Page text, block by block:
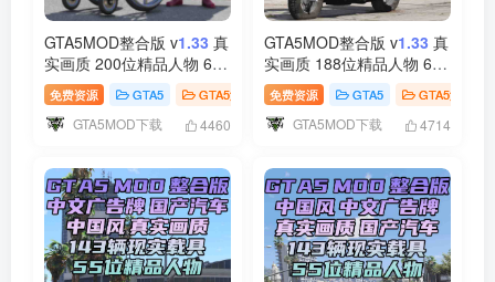
GTA5MOD整合版 v1.33 真
实画质 200位精品人物 678
辆现实载具 众多超级英雄
[龙珠-超人-骑龙-钢铁侠-绿
巨人-闪电侠] [赠送：修改
档]【85.6GB】
免费资源 GTA5 GTA5游戏
GTA5MOD下载 4460
GTA5MOD整合版 v1.33 真
实画质 188位精品人物 678
辆现实载具 [载具-人物-武
器-脚本-画质-环境-道路-地
图] [赠送：修改器 运行库
【85.6GB】
免费资源 GTA5 GTA5游戏
GTA5MOD下载 4714